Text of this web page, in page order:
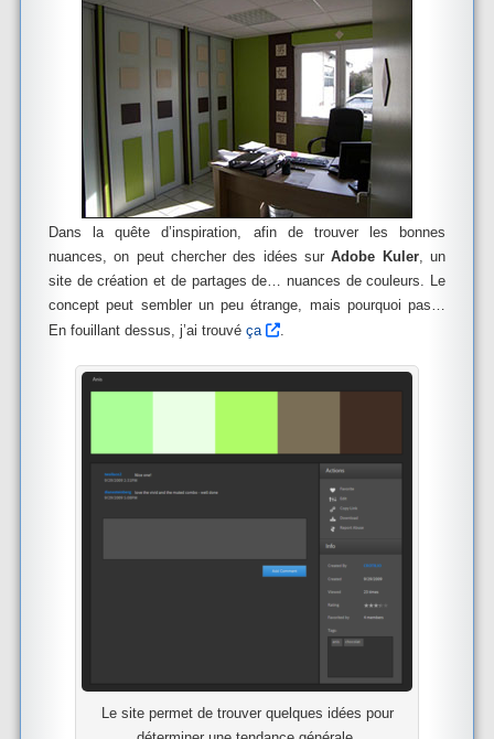
Dans la quête d’inspiration, afin de trouver les bonnes
nuances, on peut chercher des idées surAdobe Kuler, un
site de création et de partages de… nuances de couleurs. Le
concept peut sembler un peu étrange, mais pourquoi pas…
En fouillant dessus, j’ai trouvé ça .
Le site permet de trouver quelques idées pour